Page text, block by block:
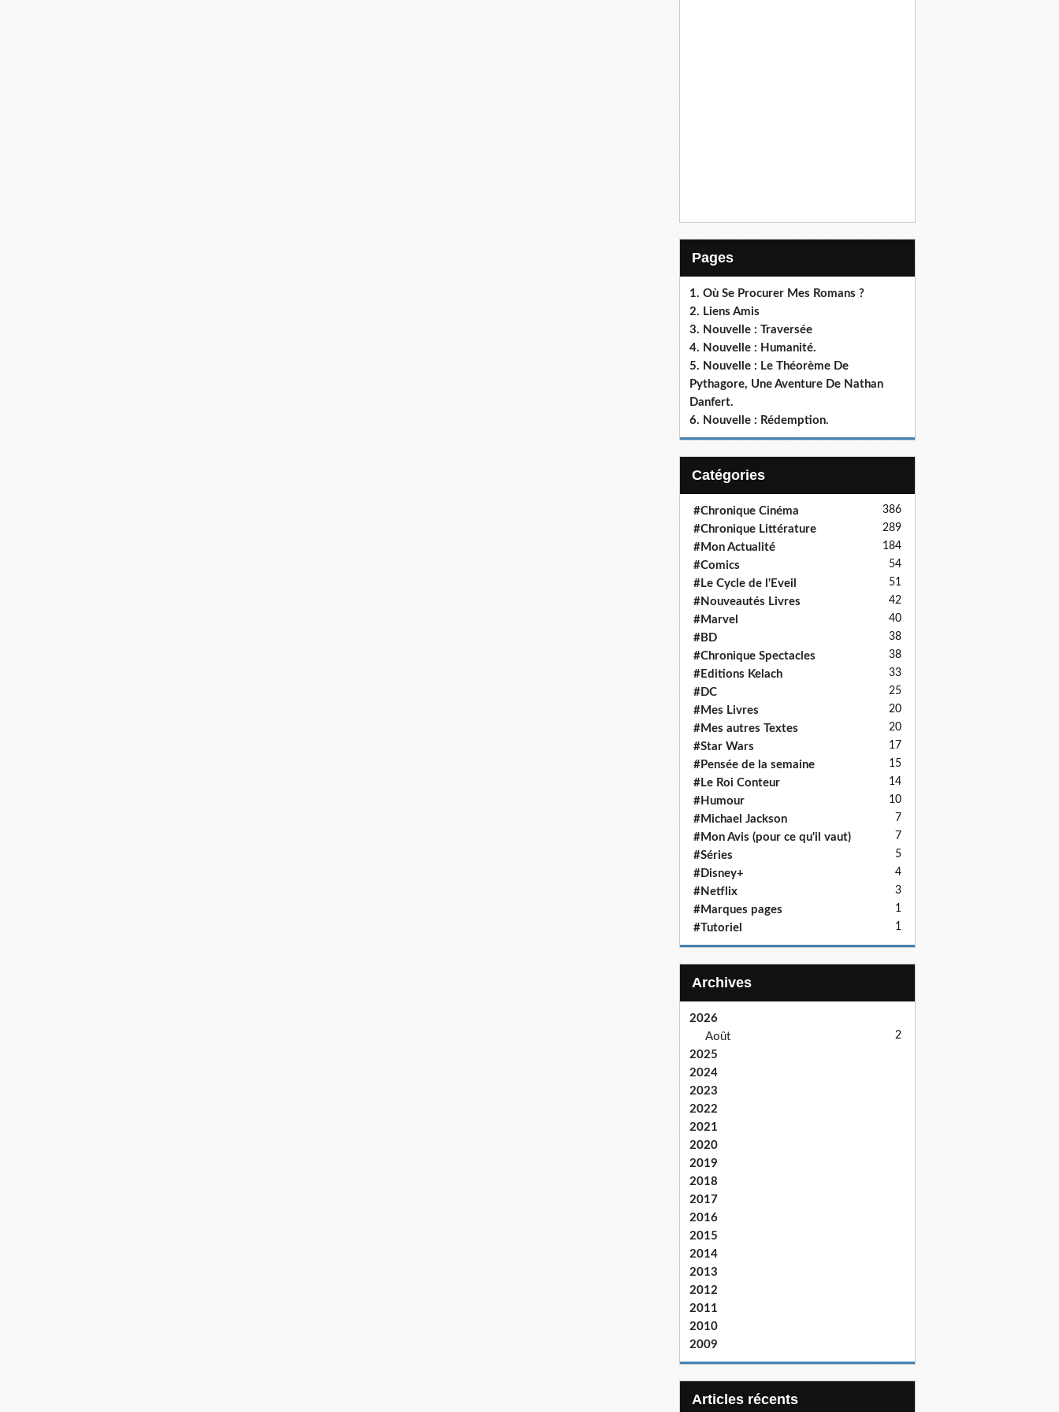
Pages
1. Où Se Procurer Mes Romans ?
2. Liens Amis
3. Nouvelle : Traversée
4. Nouvelle : Humanité.
5. Nouvelle : Le Théorème De
Pythagore, Une Aventure De Nathan
Danfert.
6. Nouvelle : Rédemption.
Catégories
#Chronique Cinéma 386
#Chronique Littérature 289
#Mon Actualité 184
#Comics 54
#Le Cycle de l'Eveil 51
#Nouveautés Livres 42
#Marvel 40
#BD 38
#Chronique Spectacles 38
#Editions Kelach 33
#DC 25
#Mes Livres 20
#Mes autres Textes 20
#Star Wars 17
#Pensée de la semaine 15
#Le Roi Conteur 14
#Humour 10
#Michael Jackson 7
#Mon Avis (pour ce qu'il vaut) 7
#Séries 5
#Disney+ 4
#Netflix 3
#Marques pages 1
#Tutoriel 1
Archives
2026
Août
2
2025
2024
2023
2022
2021
2020
2019
2018
2017
2016
2015
2014
2013
2012
2011
2010
2009
articles récents